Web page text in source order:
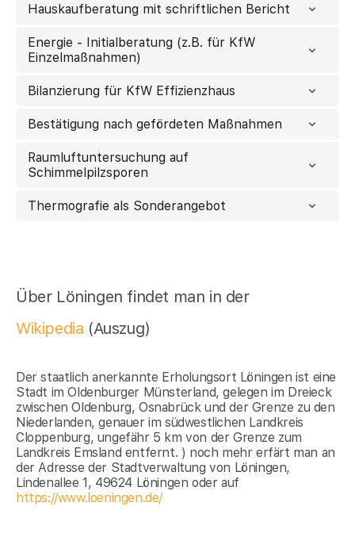
Hauskaufberatung mit schriftlichen Bericht
Energie - Initialberatung (z.B. für KfW
Einzelmaßnahmen)
Bilanzierung für KfW Effizienzhaus
Bestätigung nach gefördeten Maßnahmen
Raumluftuntersuchung auf
Schimmelpilzsporen
Thermografie als Sonderangebot
Über Löningen findet man in der
Wikipedia (Auszug)
Der staatlich anerkannte Erholungsort Löningen ist eine
Stadt im Oldenburger Münsterland, gelegen im Dreieck
zwischen Oldenburg, Osnabrück und der Grenze zu den
Niederlanden, genauer im südwestlichen Landkreis
Cloppenburg, ungefähr 5 km von der Grenze zum
Landkreis Emsland entfernt. ) noch mehr erfärt man an
der Adresse der Stadtverwaltung von Löningen,
Lindenallee 1, 49624 Löningen oder auf
https://www.loeningen.de/